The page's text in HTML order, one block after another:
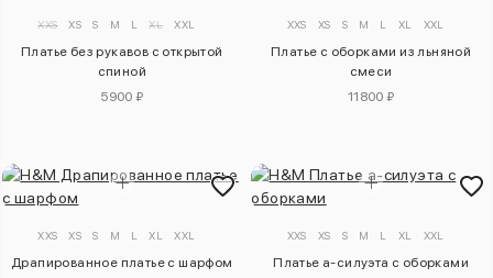
XXS XS S M L XL XXL
Платье без рукавов с открытой
спиной
5900 ₽
XXS XS S M L XL XXL
Платье с оборками из льняной
смеси
11800 ₽
XXS XS S M L XL XXL
Драпированное платье с шарфом
XXS XS S M L XL XXL
Платье а-силуэта с оборками